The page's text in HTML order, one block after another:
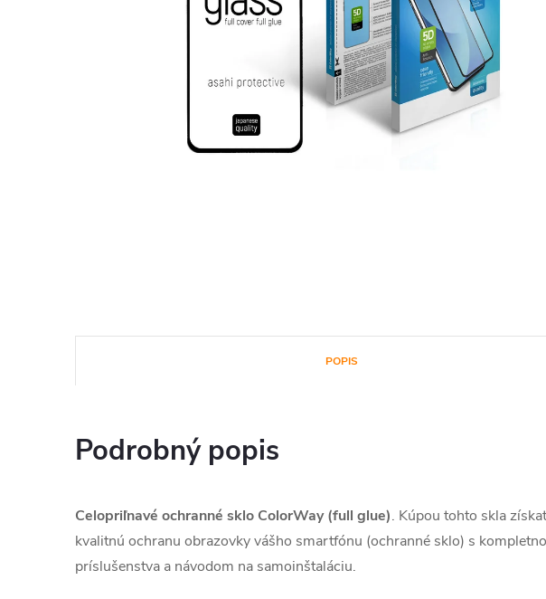
POPIS
Podrobný popis
Celopriľnavé ochranné sklo ColorWay (full glue). Kúpou tohto skla
kvalitnú ochranu obrazovky vášho smartfónu (ochranné sklo) s
príslušenstva a návodom na samoinštaláciu.